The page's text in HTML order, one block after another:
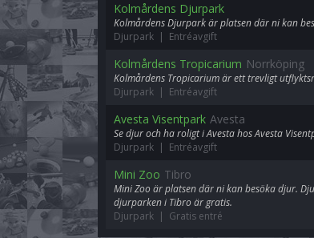
Kolmårdens Djurpark
Kolmårdens Djurpark är platsen där ni kan
Djurpark | Entréavgift
Kolmårdens Tropicarium Norrköping
Kolmårdens Tropicarium är ett trevligt
Djurpark | Entréavgift
Avesta Visentpark Avesta
Se djur och ha roligt i Avesta hos Avesta
Djurpark | Entréavgift
Mini Zoo Tibro
Mini Zoo är platsen där ni kan besöka djur.
djurparken i Tibro är gratis.
Djurpark | Gratis entré